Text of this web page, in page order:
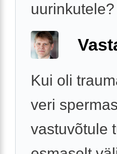
Kui oli
veri
vastuvõtule